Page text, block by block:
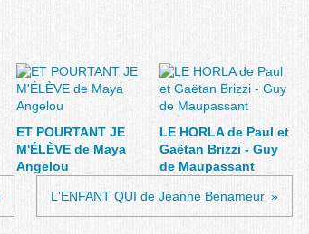
ET POURTANT JE
M'ÉLÈVE de Maya
Angelou
LE HORLA de Paul et
Gaëtan Brizzi - Guy
de Maupassant
L'ENFANT QUI de Jeanne Benameur